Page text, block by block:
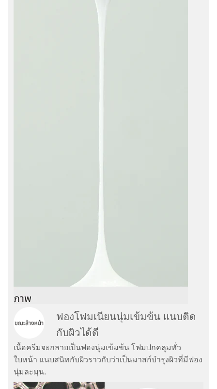
ฟองโฟมเนียนนุ่มเข้มข้น แนบติด
กับผิวได้ดี
เนื้อครีมจะกลายเป็นฟองนุ่มเข้มข้น โฟมปกคลุมทั่ว
ใบหน้า แนบสนิทกับผิวราวกับว่าเป็นมาสก์บำรุงผิวที่มีฟอง
นุ่มละมุน.